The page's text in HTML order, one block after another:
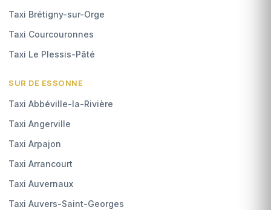
Taxi Brétigny-sur-Orge
Taxi Courcouronnes
Taxi Le Plessis-Pâté
SUR DE ESSONNE
Taxi Abbéville-la-Rivière
Taxi Angerville
Taxi Arpajon
Taxi Arrancourt
Taxi Auvernaux
Taxi Auvers-Saint-Georges